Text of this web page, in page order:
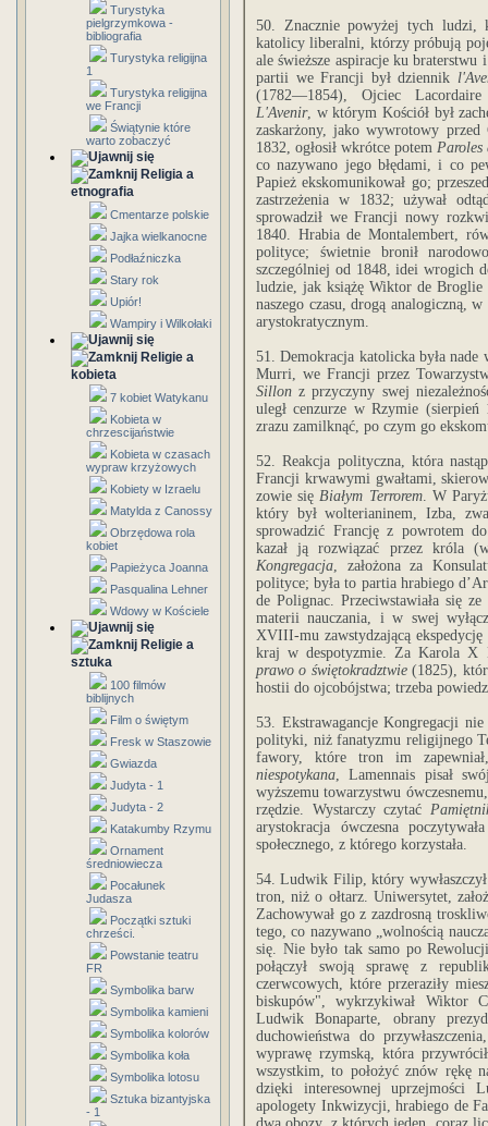
Turystyka
pielgrzymkowa -
bibliografia
Turystyka religijna
1
Turystyka religijna
we Francji
Świątynie które
warto zobaczyć
Religia a
etnografia
Cmentarze polskie
Jajka wielkanocne
Podłaźniczka
Stary rok
Upiór!
Wampiry i Wilkołaki
Religie a
kobieta
7 kobiet Watykanu
Kobieta w
chrzescijaństwie
Kobieta w czasach
wypraw krzyżowych
Kobiety w Izraelu
Matylda z Canossy
Obrzędowa rola
kobiet
Papieżyca Joanna
Pasqualina Lehner
Wdowy w Kościele
Religie a
sztuka
100 filmów
biblijnych
Film o świętym
Fresk w Staszowie
Gwiazda
Judyta - 1
Judyta - 2
Katakumby Rzymu
Ornament
średniowiecza
Pocałunek
Judasza
Początki sztuki
chrześci.
Powstanie teatru
FR
Symbolika barw
Symbolika kamieni
Symbolika kolorów
Symbolika koła
Symbolika lotosu
Sztuka bizantyjska
- 1
50. Znacznie powyżej tych ludzi,
katolicy liberalni, którzy próbują
ale świeższe aspiracje ku braterstwu
partii we Francji był dziennik
(1782—1854), Ojciec
L'Avenir, w którym Kościół był
zaskarżony, jako wywrotowy
1832, ogłosił wkrótce potem Paroles
co nazywano jego błędami, i co
Papież ekskomunikował go;
zastrzeżenia w 1832; używał
sprowadził we Francji nowy
1840. Hrabia de Montalembert,
polityce; świetnie bronił
szczególniej od 1848, idei wrogich
ludzie, jak książę Wiktor de
naszego czasu, drogą analogiczną,
arystokratycznym.
51. Demokracja katolicka była nade
Murri, we Francji przez
Sillon z przyczyny swej
uległ cenzurze w Rzymie
zrazu zamilknąć, po czym go
52. Reakcja polityczna, która
Francji krwawymi gwałtami,
zowie sięBiałym Terrorem. W
który był wolterianinem, Izba,
sprowadzić Francję z powrotem
kazał ją rozwiązać przez króla
Kongregacja, założona za
polityce; była to partia hrabiego
de Polignac. Przeciwstawiała się
materii nauczania, i w swej
XVIII-mu zawstydzającą ekspedycję
kraj w despotyzmie. Za Karola X
prawo o świętokradztwie(1825),
hostii do ojcobójstwa; trzeba
53. Ekstrawagancje Kongregacji
polityki, niż fanatyzmu religijnego
fawory, które tron im
niespotykana, Lamennais pisał
wyższemu towarzystwu
rzędzie. Wystarczy czytać
arystokracja ówczesna
społecznego, z którego korzystała.
54. Ludwik Filip, który
tron, niż o ołtarz. Uniwersytet,
Zachowywał go z zazdrosną
tego, co nazywano „wolnością
się. Nie było tak samo po
połączył swoją sprawę z
czerwcowych, które przeraziły
biskupów", wykrzykiwał Wiktor
Ludwik Bonaparte, obrany
duchowieństwa do
wyprawę rzymską, która
wszystkim, to położyć znów rękę
dzięki interesownej uprzejmości
apologety Inkwizycji, hrabiego de